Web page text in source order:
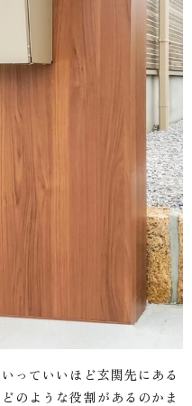
っていいほど玄関先にある
のような役割があるのかま